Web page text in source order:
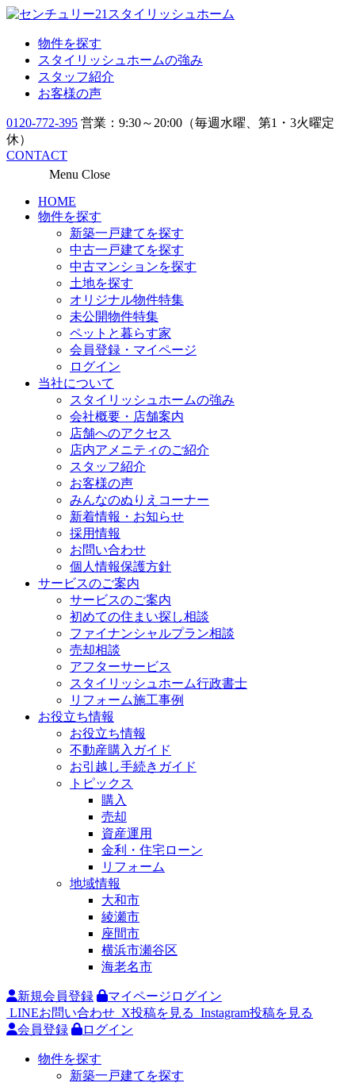
物件を探す
スタイリッシュホームの強み
スタッフ紹介
お客様の声
0120-772-395 営業：9:30～20:00（毎週水曜、第1・3火曜定
休）
CONTACT
Menu Close
HOME
物件を探す
新築一戸建てを探す
中古一戸建てを探す
中古マンションを探す
土地を探す
オリジナル物件特集
未公開物件特集
ペットと暮らす家
会員登録・マイページ
ログイン
当社について
スタイリッシュホームの強み
会社概要・店舗案内
店舗へのアクセス
店内アメニティのご紹介
スタッフ紹介
お客様の声
みんなのぬりえコーナー
新着情報・お知らせ
採用情報
お問い合わせ
個人情報保護方針
サービスのご案内
サービスのご案内
初めての住まい探し相談
ファイナンシャルプラン相談
売却相談
アフターサービス
スタイリッシュホーム行政書士
リフォーム施工事例
お役立ち情報
お役立ち情報
不動産購入ガイド
お引越し手続きガイド
トピックス
購入
売却
資産運用
金利・住宅ローン
リフォーム
地域情報
大和市
綾瀬市
座間市
横浜市瀬谷区
海老名市
新規会員登録
マイページログイン
LINEお問い合わせ X投稿を見る Instagram投稿を見る
会員登録
ログイン
物件を探す
新築一戸建てを探す